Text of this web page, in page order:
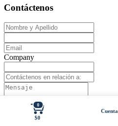
Contáctenos
Company
Email To
Debe llenar los campos requeridos
0
$0
Cuenta